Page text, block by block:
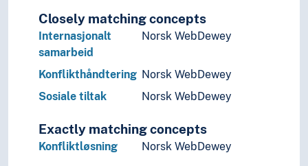
Statsdannelse
Statssammenbrudd
Stemmerettsutvidelser
Subsidiaritetsprinsippet
Unionsoppløsning
Politiske systemer
Rettsoppgjør
Closely matching concepts
Internasjonalt
samarbeid
Norsk WebDewey
Konflikthåndtering Norsk WebDewey
Sosiale tiltak
Norsk WebDewey
Exactly matching concepts
Konfliktløsning Norsk WebDewey